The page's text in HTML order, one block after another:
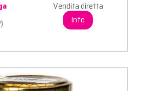
Vendita diretta
Info